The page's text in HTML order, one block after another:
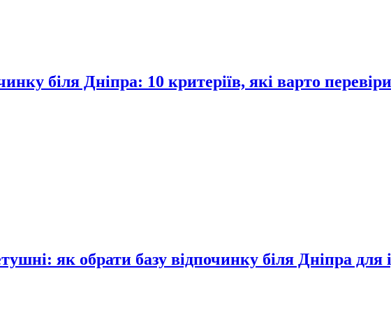
біля Дніпра: 10 критеріїв, які варто
як обрати базу відпочинку біля Дніпра для